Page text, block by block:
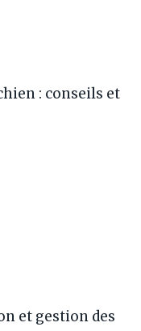
: conseils et
et gestion des